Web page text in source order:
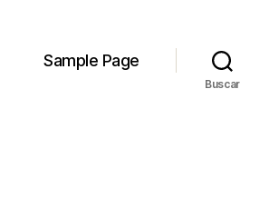
Sample Page
Buscar